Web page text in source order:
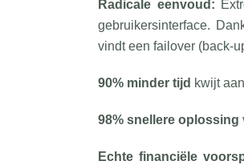
Radicale eenvoud:
gebruikersinterface.
vindt een failover (back-
90% minder tijd kwijt
98% snellere oplossing
Echte financiële